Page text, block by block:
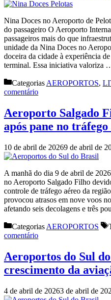
Nina Doces no Aeroporto de
do passageiro O Aeroporto
passageiros mais do que
unidade da Nina Doces no
doceira da cidade à experiência
terminal. Essa iniciativa valoriza
Categorias AEROPORTOS,
comentário
Aeroporto Salgado
após pane no
10 de abril de 20269 de abril de
A manhã do dia 9 de abril de
no Aeroporto Salgado Filho
controle de tráfego aéreo da
provocou atrasos em nove voos
afetando seis decolagens e três
Categorias AEROPORTOS
comentário
Aeroportos do Sul
crescimento da
4 de abril de 20263 de abril de